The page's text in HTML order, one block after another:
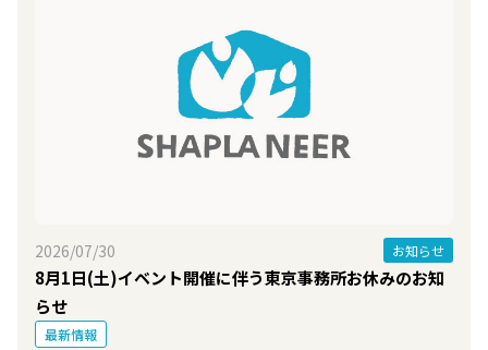
2026/07/30 お知らせ
8月1日(土)イベント開催に伴う東京事務所お休みのお知
らせ
最新情報